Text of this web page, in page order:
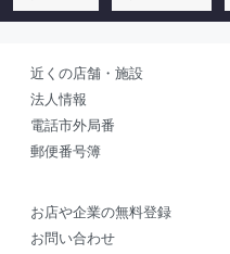
近くの店舗・施設
法人情報
電話市外局番
郵便番号簿
お店や企業の無料登録
お問い合わせ